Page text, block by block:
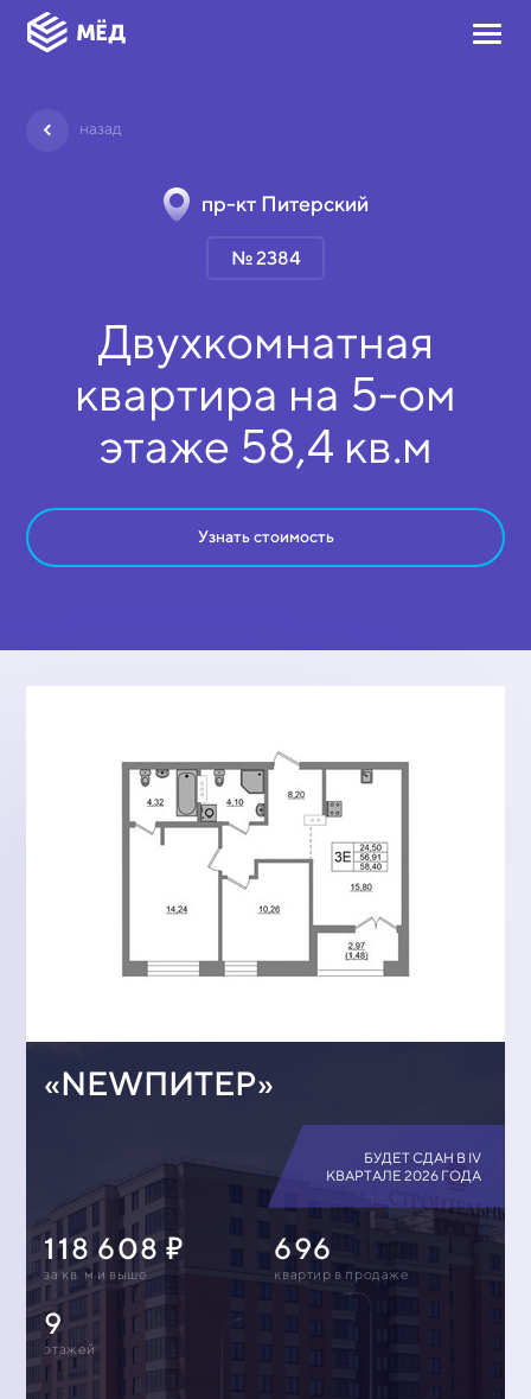
назад
пр-кт Питерский
№ 2384
Двухкомнатная
квартира на 5-ом
этаже 58,4 кв.м
Узнать стоимость
«NEWПИТЕР»
БУДЕТ СДАН В IV
КВАРТАЛЕ 2026 ГОДА
118 608
за кв. м и выше
696
квартир в продаже
9
этажей